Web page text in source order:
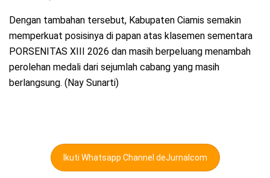
Dengan tambahan tersebut, Kabupaten Ciamis semakin
memperkuat posisinya di papan atas klasemen sementara
PORSENITAS XIII 2026 dan masih berpeluang menambah
perolehan medali dari sejumlah cabang yang masih
berlangsung. (Nay Sunarti)
Ikuti Whatsapp Channel deJurnalcom